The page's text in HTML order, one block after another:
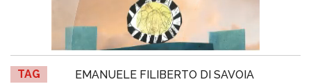
TAG
EMANUELE FILIBERTO DI SAVOIA